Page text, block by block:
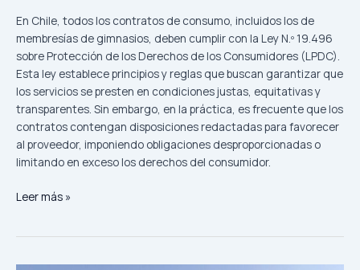
En Chile, todos los contratos de consumo, incluidos los de
membresías de gimnasios, deben cumplir con la Ley N.º 19.496
sobre Protección de los Derechos de los Consumidores (LPDC).
Esta ley establece principios y reglas que buscan garantizar que
los servicios se presten en condiciones justas, equitativas y
transparentes. Sin embargo, en la práctica, es frecuente que los
contratos contengan disposiciones redactadas para favorecer
al proveedor, imponiendo obligaciones desproporcionadas o
limitando en exceso los derechos del consumidor.
Leer más »